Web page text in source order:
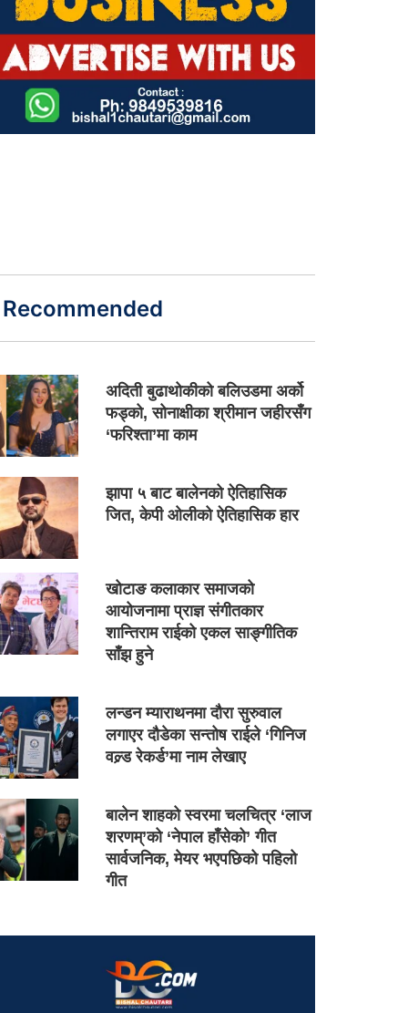
Recommended
अदिती बुढाथोकीको बलिउडमा अर्को
फड्को, सोनाक्षीका श्रीमान जहीरसँग
‘फरिश्ता’मा काम
झापा ५ बाट बालेनको ऐतिहासिक
जित, केपी ओलीको ऐतिहासिक हार
खोटाङ कलाकार समाजको
आयोजनामा प्राज्ञ संगीतकार
शान्तिराम राईको एकल साङ्गीतिक
साँझ हुने
लन्डन म्याराथनमा दौरा सुरुवाल
लगाएर दौडेका सन्तोष राईले ‘गिनिज
वल्र्ड रेकर्ड’मा नाम लेखाए
बालेन शाहको स्वरमा चलचित्र ‘लाज
शरणम्’को ‘नेपाल हाँसेको’ गीत
सार्वजनिक, मेयर भएपछिको पहिलो
गीत